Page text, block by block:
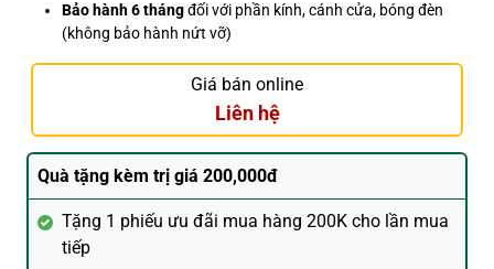
Bảo hành 6 thángđối với phần kính, cánh cửa, bóng đèn
(không bảo hành nứt vỡ)
Giá bán online
Liên hệ
Quà tặng kèm trị giá 200,000đ
Tặng 1 phiếu ưu đãi mua hàng 200K cho lần mua
tiếp